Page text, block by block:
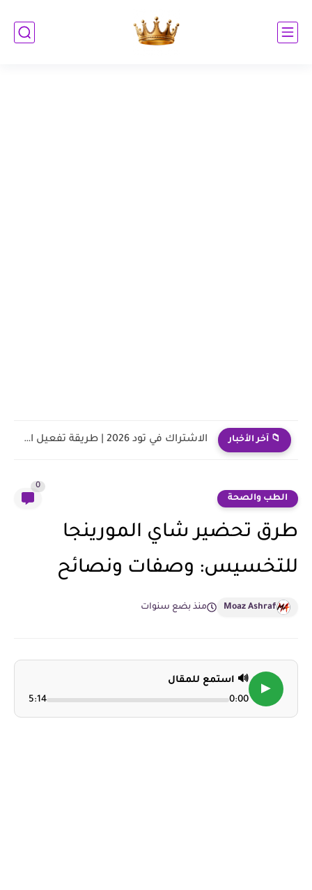
📁 آخر الأخبار الاشتراك في تود 2026 | طريقة تفعيل التنبيه بالبريد الإلكتروني...
الطب والصحة
0
طرق تحضير شاي المورينجا
للتخسيس: وصفات ونصائح
Moaz Ashraf منذ بضع سنوات
▶
🔊 استمع للمقال
0:00
5:14